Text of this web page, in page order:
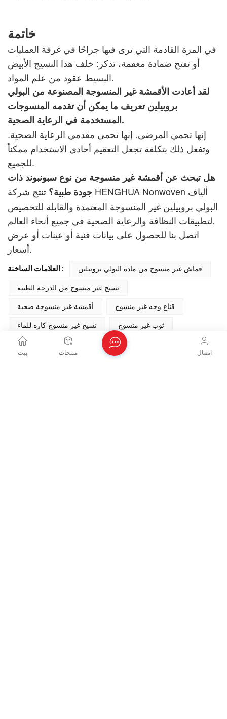
خاتمة
في المرة القادمة التي ترى فيها جراحًا في غرفة العمليات
أو تفتح ضمادة معقمة، تذكر: خلف هذا النسيج الأبيض
البسيط عقود من علم المواد.
لقد أعادت الأقمشة غير المنسوجة المصنوعة من البولي
بروبيلين تعريف ما يمكن أن تقدمه المنسوجات
المستخدمة في الرعاية الصحية.
إنها تحمي المرضى. إنها تحمي مقدمي الرعاية الصحية.
وتفعل ذلك بتكلفة تجعل التعقيم أحادي الاستخدام ممكناً
للجميع.
هل تبحث عن أقمشة غير منسوجة من نوع سبونبوند ذات
جودة طبية؟ تنتج شركة HENGHUA Nonwoven ألياف
البولي بروبيلين غير المنسوجة المعتمدة والقابلة للتخصيص
لتطبيقات النظافة والرعاية الصحية في جميع أنحاء العالم.
اتصل بنا للحصول على بيانات فنية أو عينات أو عرض
أسعار.
العلامات الساخنة :
قماش غير منسوج من مادة البولي بروبيلين
نسيج غير منسوج من الدرجة الطبية
أقمشة غير منسوجة صحية
قناع وجه غير منسوج
نسيج غير منسوج كاره للماء
ثوب غير منسوج
المنشور السابق بيت منتجات اتصال